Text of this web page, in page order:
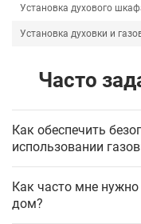
Установка духового
Установка духовки и
Часто
Как обеспечить
использовании
Как часто мне
дом?